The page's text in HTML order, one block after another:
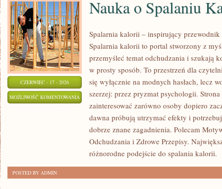
CZERWIEC - 17 - 2026
MOŻLIWOŚĆ KOMENTOWANIA NAUKA
SPALANIU
KALORII
Nauka o Spalaniu
Spalarnia kalorii – inspirujący przewodnik
Spalarnia kalorii to portal stworzony z
przemyśleć temat odchudzania i szukają
w prosty sposób. To przestrzeń dla
się wyłącznie na modnych hasłach, lecz
szerzej: przez pryzmat psychologii.
zainteresować zarówno osoby dopiero
dawna próbują utrzymać efekty i
dobrze znane zagadnienia. Polecam
Odchudzania i Zdrowe Przepisy.
różnorodne podejście do spalania kalorii.
POSTED BY ADMIN